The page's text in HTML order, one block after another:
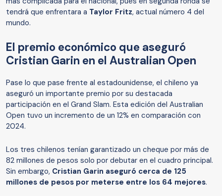
tendrá que enfrentara a Taylor Fritz, actual número 4 del
mundo.
El premio económico que aseguró
Cristian Garin en el Australian Open
Pase lo que pase frente al estadounidense, el chileno ya
aseguró un importante premio por su destacada
participación en el Grand Slam. Esta edición del Australian
Open tuvo un incremento de un 12% en comparación con
2024.
Los tres chilenos tenían garantizado un cheque por más de
82 millones de pesos solo por debutar en el cuadro principal.
Sin embargo, Cristian Garin aseguró cerca de 125
millones de pesos por meterse entre los 64 mejores.